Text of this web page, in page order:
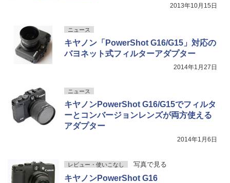
2013年10月15日
ニュース
キヤノン「PowerShot G16/G15」対応の
バヨネット式フィルターアダプター
2014年1月27日
ニュース
キヤノンPowerShot G16/G15でフィルタ
ーとコンバージョンレンズが両方使える
アダプター
2014年1月6日
レビュー・使いこなし 写真で見る
キヤノンPowerShot G16